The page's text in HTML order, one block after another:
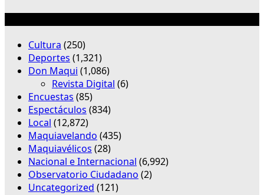
Cultura (250)
Deportes (1,321)
Don Maqui (1,086)
Revista Digital (6)
Encuestas (85)
Espectáculos (834)
Local (12,872)
Maquiavelando (435)
Maquiavélicos (28)
Nacional e Internacional (6,992)
Observatorio Ciudadano (2)
Uncategorized (121)